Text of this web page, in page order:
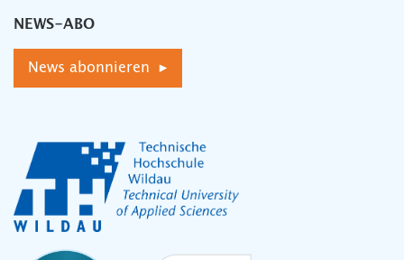
NEWS-ABO
News abonnieren ▸